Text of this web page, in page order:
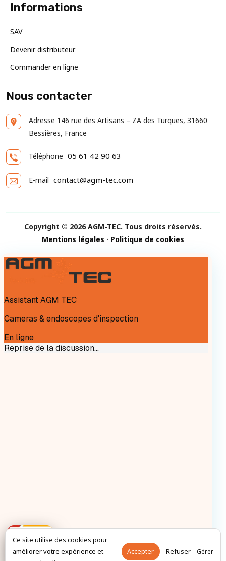
Informations
SAV
Devenir distributeur
Commander en ligne
Nous contacter
Adresse 146 rue des Artisans – ZA des Turques, 31660
Bessières, France
Téléphone 05 61 42 90 63
E-mail contact@agm-tec.com
Copyright © 2026 AGM-TEC. Tous droits réservés.
Mentions légales · Politique de cookies
Ce site utilise des cookies pour
améliorer votre expérience et
Accepter Refuser Gérer